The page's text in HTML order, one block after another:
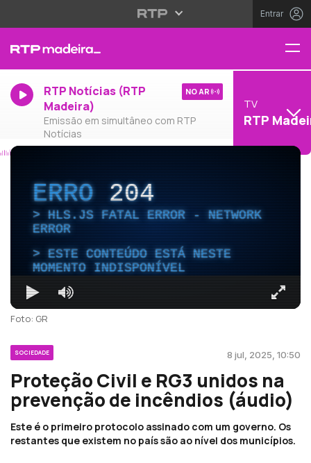
Entrar
RTP Notícias (RTP
Madeira)
Emissão em simultâneo com RTP
Notícias
NO AR
TV
RTP
ERRO204
HLS.JS FATAL ERROR - NETWORK
ERROR
ESTE CONTEÚDO ESTÁ NESTE
MOMENTO INDISPONÍVEL
Foto: GR
SOCIEDADE 8 jul, 2025, 10:50
Proteção Civil e RG3 unidos na
prevenção de incêndios (áudio)
Este é o primeiro protocolo assinado com um governo. Os
restantes que existem no país são ao nível dos municípios.